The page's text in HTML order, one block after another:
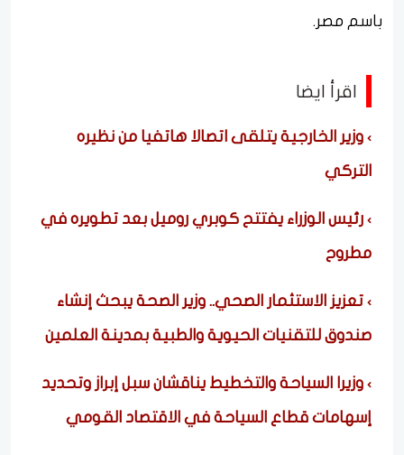
باسم مصر.
اقرأ ايضا
وزير الخارجية يتلقى اتصالا هاتفيا من نظيره
التركي
رئيس الوزراء يفتتح كوبري روميل بعد تطويره في
مطروح
تعزيز الاستثمار الصحي.. وزير الصحة يبحث إنشاء
صندوق للتقنيات الحيوية والطبية بمدينة العلمين
وزيرا السياحة والتخطيط يناقشان سبل إبراز وتحديد
إسهامات قطاع السياحة في الاقتصاد القومي